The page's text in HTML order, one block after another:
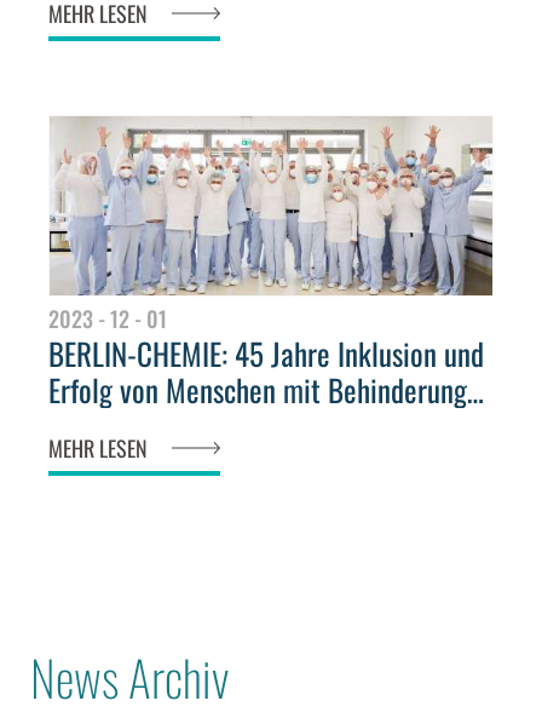
MEHR LESEN
2023 - 12 - 01
BERLIN-CHEMIE: 45 Jahre Inklusion und
Erfolg von Menschen mit Behinderung
MEHR LESEN
News Archiv